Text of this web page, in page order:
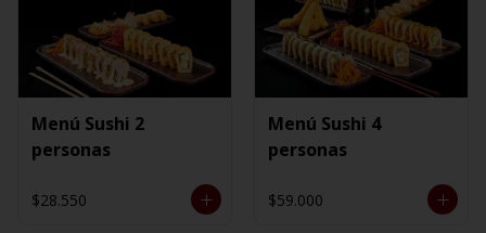
Menú Sushi 2
personas
$28.550
Menú Sushi 4
personas
$59.000